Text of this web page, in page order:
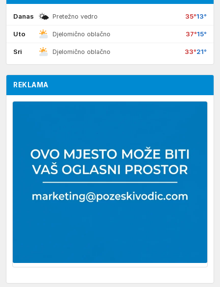
Danas 🌤 Pretežno vedro 35°13°
Uto Djelomično oblačno 37°15°
Sri Djelomično oblačno 33°21°
REKLAMA